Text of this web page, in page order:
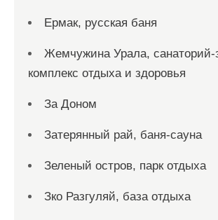
Ермак, русская баня
Жемчужина Урала, санаторий-
комплекс отдыха и здоровья
За Доном
Затерянный рай, баня-сауна
Зеленый остров, парк отдыха
Зко Разгуляй, база отдыха